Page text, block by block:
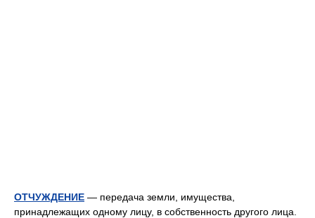
ОТЧУЖДЕНИЕ — передача земли, имущества,
принадлежащих одному лицу, в собственность другого лица.